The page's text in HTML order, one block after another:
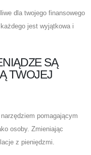
dla twojego finansowego
jest wyjątkowa i
SĄ
TWOJEJ
pomagającym
osoby. Zmieniając
z pieniędzmi.